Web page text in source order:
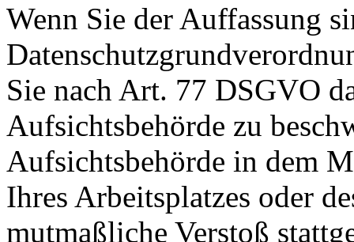
Wenn Sie der Auffassung
Sie nach Art. 77 DSGVO
Aufsichtsbehörde zu
Aufsichtsbehörde in dem
Ihres Arbeitsplatzes oder
mutmaßliche Verstoß